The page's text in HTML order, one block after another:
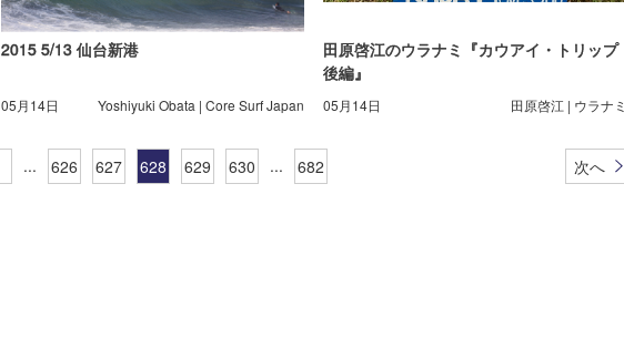
2015 5/13 仙台新港
05月14日 Yoshiyuki Obata | Core Surf Japan
田原啓江のウラナミ『カウアイ・トリップ
後編』
05月14日 田原啓江 | ウラナミ
... 626 627 628 629 630 ... 682 次へ